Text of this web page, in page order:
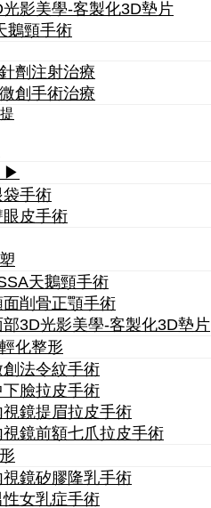
光影美學-客製化3D墊片
鵝頸手術
劑注射治療
創手術治療
▶
袋手術
眼皮手術
天鵝頸手術
面削骨正顎手術
部3D光影美學-客製化3D墊片
化整形
創法令紋手術
下臉拉皮手術
視鏡提眉拉皮手術
視鏡前額七爪拉皮手術
視鏡矽膠隆乳手術
性女乳症手術